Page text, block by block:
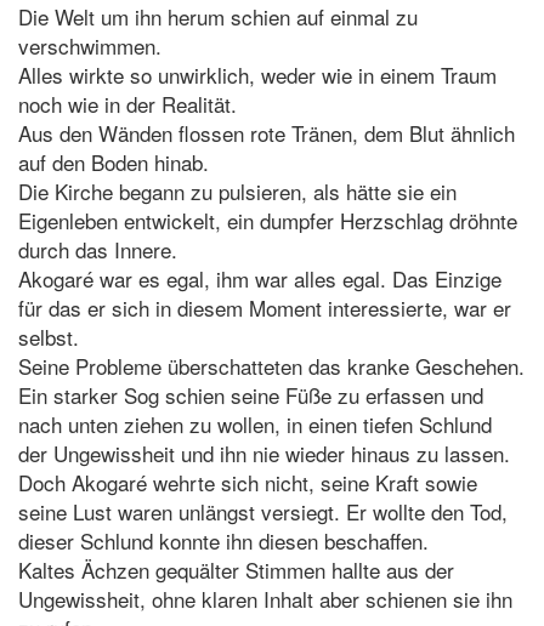
Die Welt um ihn herum schien auf einmal zu
verschwimmen.
Alles wirkte so unwirklich, weder wie in einem Traum
noch wie in der Realität.
Aus den Wänden flossen rote Tränen, dem Blut ähnlich
auf den Boden hinab.
Die Kirche begann zu pulsieren, als hätte sie ein
Eigenleben entwickelt, ein dumpfer Herzschlag dröhnte
durch das Innere.
Akogaré war es egal, ihm war alles egal. Das Einzige
für das er sich in diesem Moment interessierte, war er
selbst.
Seine Probleme überschatteten das kranke Geschehen.
Ein starker Sog schien seine Füße zu erfassen und
nach unten ziehen zu wollen, in einen tiefen Schlund
der Ungewissheit und ihn nie wieder hinaus zu lassen.
Doch Akogaré wehrte sich nicht, seine Kraft sowie
seine Lust waren unlängst versiegt. Er wollte den Tod,
dieser Schlund konnte ihn diesen beschaffen.
Kaltes Ächzen gequälter Stimmen hallte aus der
Ungewissheit, ohne klaren Inhalt aber schienen sie ihn